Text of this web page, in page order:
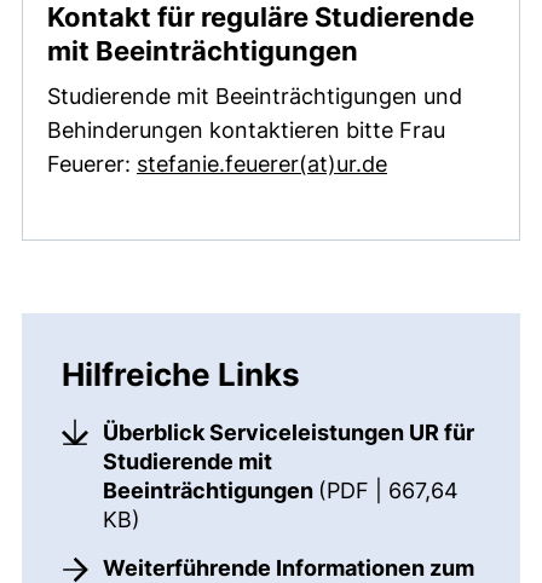
Kontakt für reguläre Studierende
mit Beeinträchtigungen
Studierende mit Beeinträchtigungen und
Behinderungen kontaktieren bitte Frau
Feuerer: stefanie.feuerer​(at)​ur.de(öffnet Ihr E-
Hilfreiche Links
Überblick Serviceleistungen UR für
Studierende mit
Beeinträchtigungen (PDF | 667,64
KB)
Weiterführende Informationen zum